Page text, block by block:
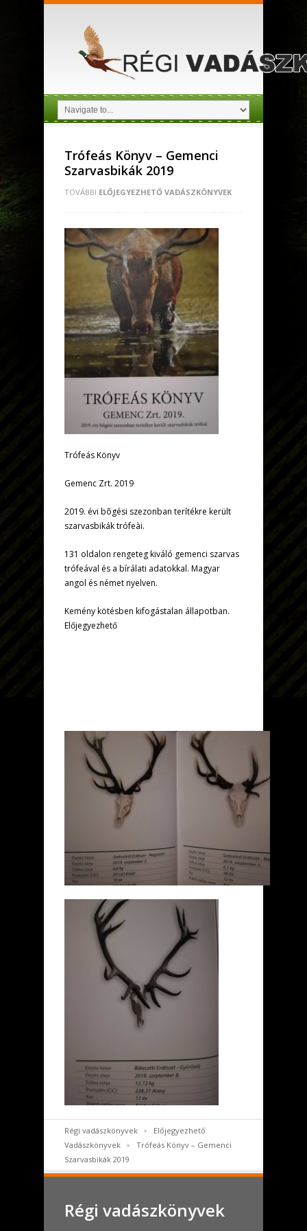
Trófeás Könyv – Gemenci
Szarvasbikák 2019
TOVÁBBI ELŐJEGYEZHETŐ VADÁSZKÖNYVEK
Trófeás Könyv
Gemenc Zrt. 2019
2019. évi bõgési szezonban terítékre került
szarvasbikák trófeài.
131 oldalon rengeteg kiváló gemenci szarvas
trófeával és a bírálati adatokkal. Magyar
angol és német nyelven.
Kemény kötésben kifogástalan állapotban.
Előjegyezhető
Régi vadászkönyvek
Előjegyezhető
Vadászkönyvek
Trófeás Könyv – Gemenci
Szarvasbikák 2019
Régi vadászkönyvek